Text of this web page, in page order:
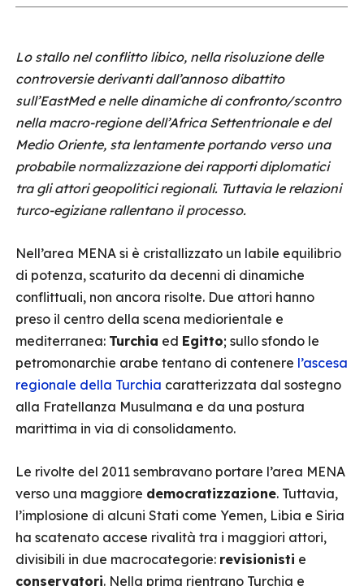
Lo stallo nel conflitto libico, nella risoluzione delle
controversie derivanti dall’annoso dibattito
sull’EastMed e nelle dinamiche di confronto/scontro
nella macro-regione dell’Africa Settentrionale e del
Medio Oriente, sta lentamente portando verso una
probabile normalizzazione dei rapporti diplomatici
tra gli attori geopolitici regionali. Tuttavia le relazioni
turco-egiziane rallentano il processo.
Nell’area MENA si è cristallizzato un labile equilibrio
di potenza, scaturito da decenni di dinamiche
conflittuali, non ancora risolte. Due attori hanno
preso il centro della scena mediorientale e
mediterranea: Turchia ed Egitto; sullo sfondo le
petromonarchie arabe tentano di contenere l’ascesa
regionale della Turchia caratterizzata dal sostegno
alla Fratellanza Musulmana e da una postura
marittima in via di consolidamento.
Le rivolte del 2011 sembravano portare l’area MENA
verso una maggiore democratizzazione. Tuttavia,
l’implosione di alcuni Stati come Yemen, Libia e Siria
ha scatenato accese rivalità tra i maggiori attori,
divisibili in due macrocategorie: revisionisti e
conservatori. Nella prima rientrano Turchia e